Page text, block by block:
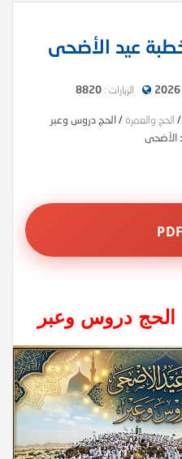
عيد الأضحى
الزيارات : 8820
/ الحج والعمرة / الحج دروس وعبر
الأضحى
الحج دروس وعبر